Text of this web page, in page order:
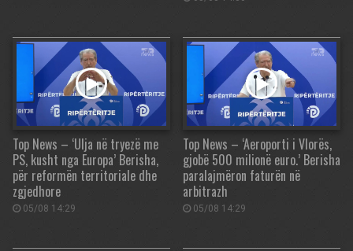
Top News – ‘Ulja në tryezë me
PS, kusht nga Europa’ Berisha,
për reformën territoriale dhe
zgjedhore
05/08 14:29
Top News – ‘Aeroporti i Vlorës,
gjobë 500 milionë euro.’ Berisha
paralajmëron faturën në
arbitrazh
05/08 14:29